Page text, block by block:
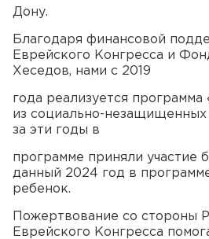
Дону.
Благодаря финансовой
Еврейского Конгресса и
Хеседов, нами с 2019
года реализуется
из социально-незащищенных
за эти годы в
программе приняли участие
данный 2024 год в программе
ребенок.
Пожертвование со стороны
Еврейского Конгресса